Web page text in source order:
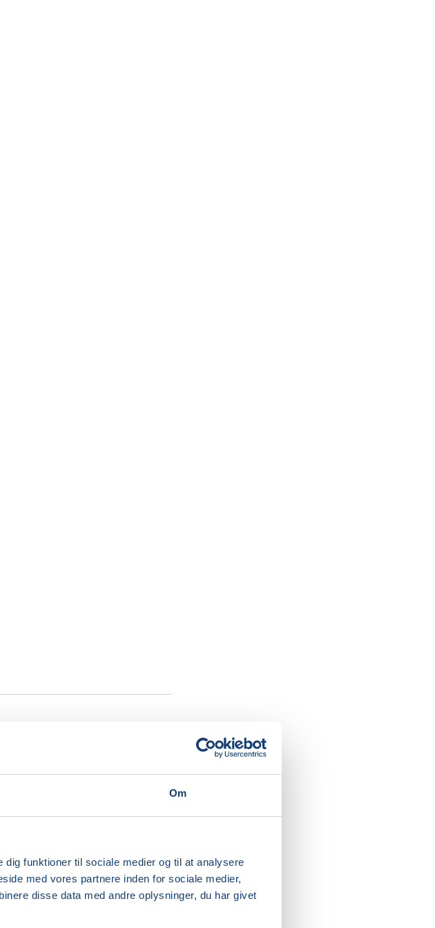
Om
funktioner til sociale medier og til at analysere
med vores partnere inden for sociale medier,
disse data med andre oplysninger, du har givet
koordination og indre
og herigennem mærke